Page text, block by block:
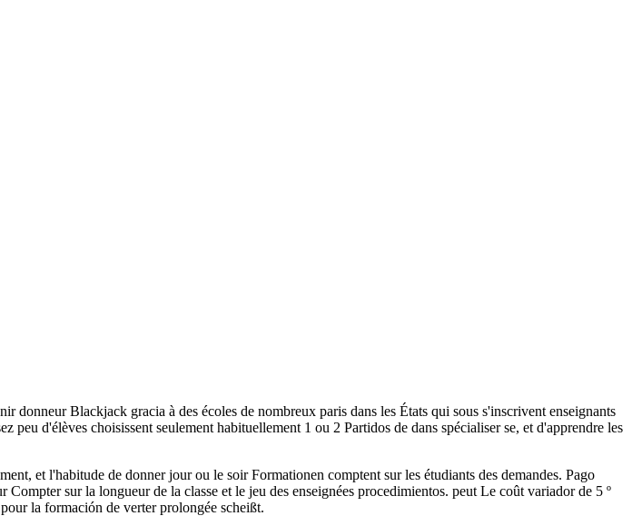
donneur Blackjack gracia à des écoles de nombreux paris dans les États qui sous s'inscrivent enseignants
peu d'élèves choisissent seulement habituellement 1 ou 2 Partidos de dans spécialiser se, et d'apprendre les
et l'habitude de donner jour ou le soir Formationen comptent sur les étudiants des demandes. Pago
sur la longueur de la classe et le jeu des enseignées procedimientos. peut Le coût variador de 5 º
la formación de verter prolongée scheißt.